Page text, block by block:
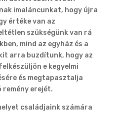
imaláncunkat, hogy újra
értéke van az
szükségünk van rá
mind az egyház és a
arra buzdítunk, hogy az
e kegyelmi
és megtapasztalja
remény erejét.
családjaink számára